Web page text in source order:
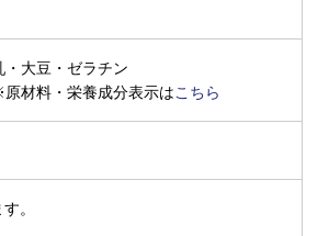
・大豆・ゼラチン
材料・栄養成分表示はこちら
。